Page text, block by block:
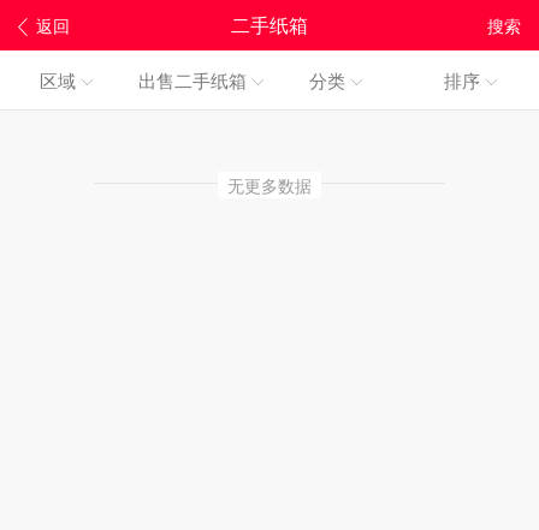
返回 搜索
二手纸箱
区域 出售二手纸箱 分类 排序
无更多数据